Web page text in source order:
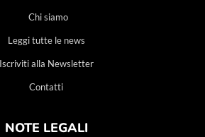
Chi siamo
Leggi tutte le news
Iscriviti alla Newsletter
Contatti
NOTE LEGALI